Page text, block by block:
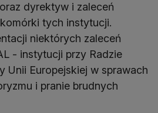
dyrektyw i zaleceń
tych instytucji.
niektórych zaleceń
- instytucji przy Radzie
Unii Europejskiej w sprawach
i pranie brudnych